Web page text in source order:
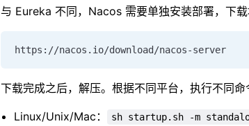
与 Eureka 不同，Nacos 需要单独安装部署，下载
https://nacos.io/download/nacos-server
下载完成之后，解压。根据不同平台，执行不同
Linux/Unix/Mac： sh startup.sh -m